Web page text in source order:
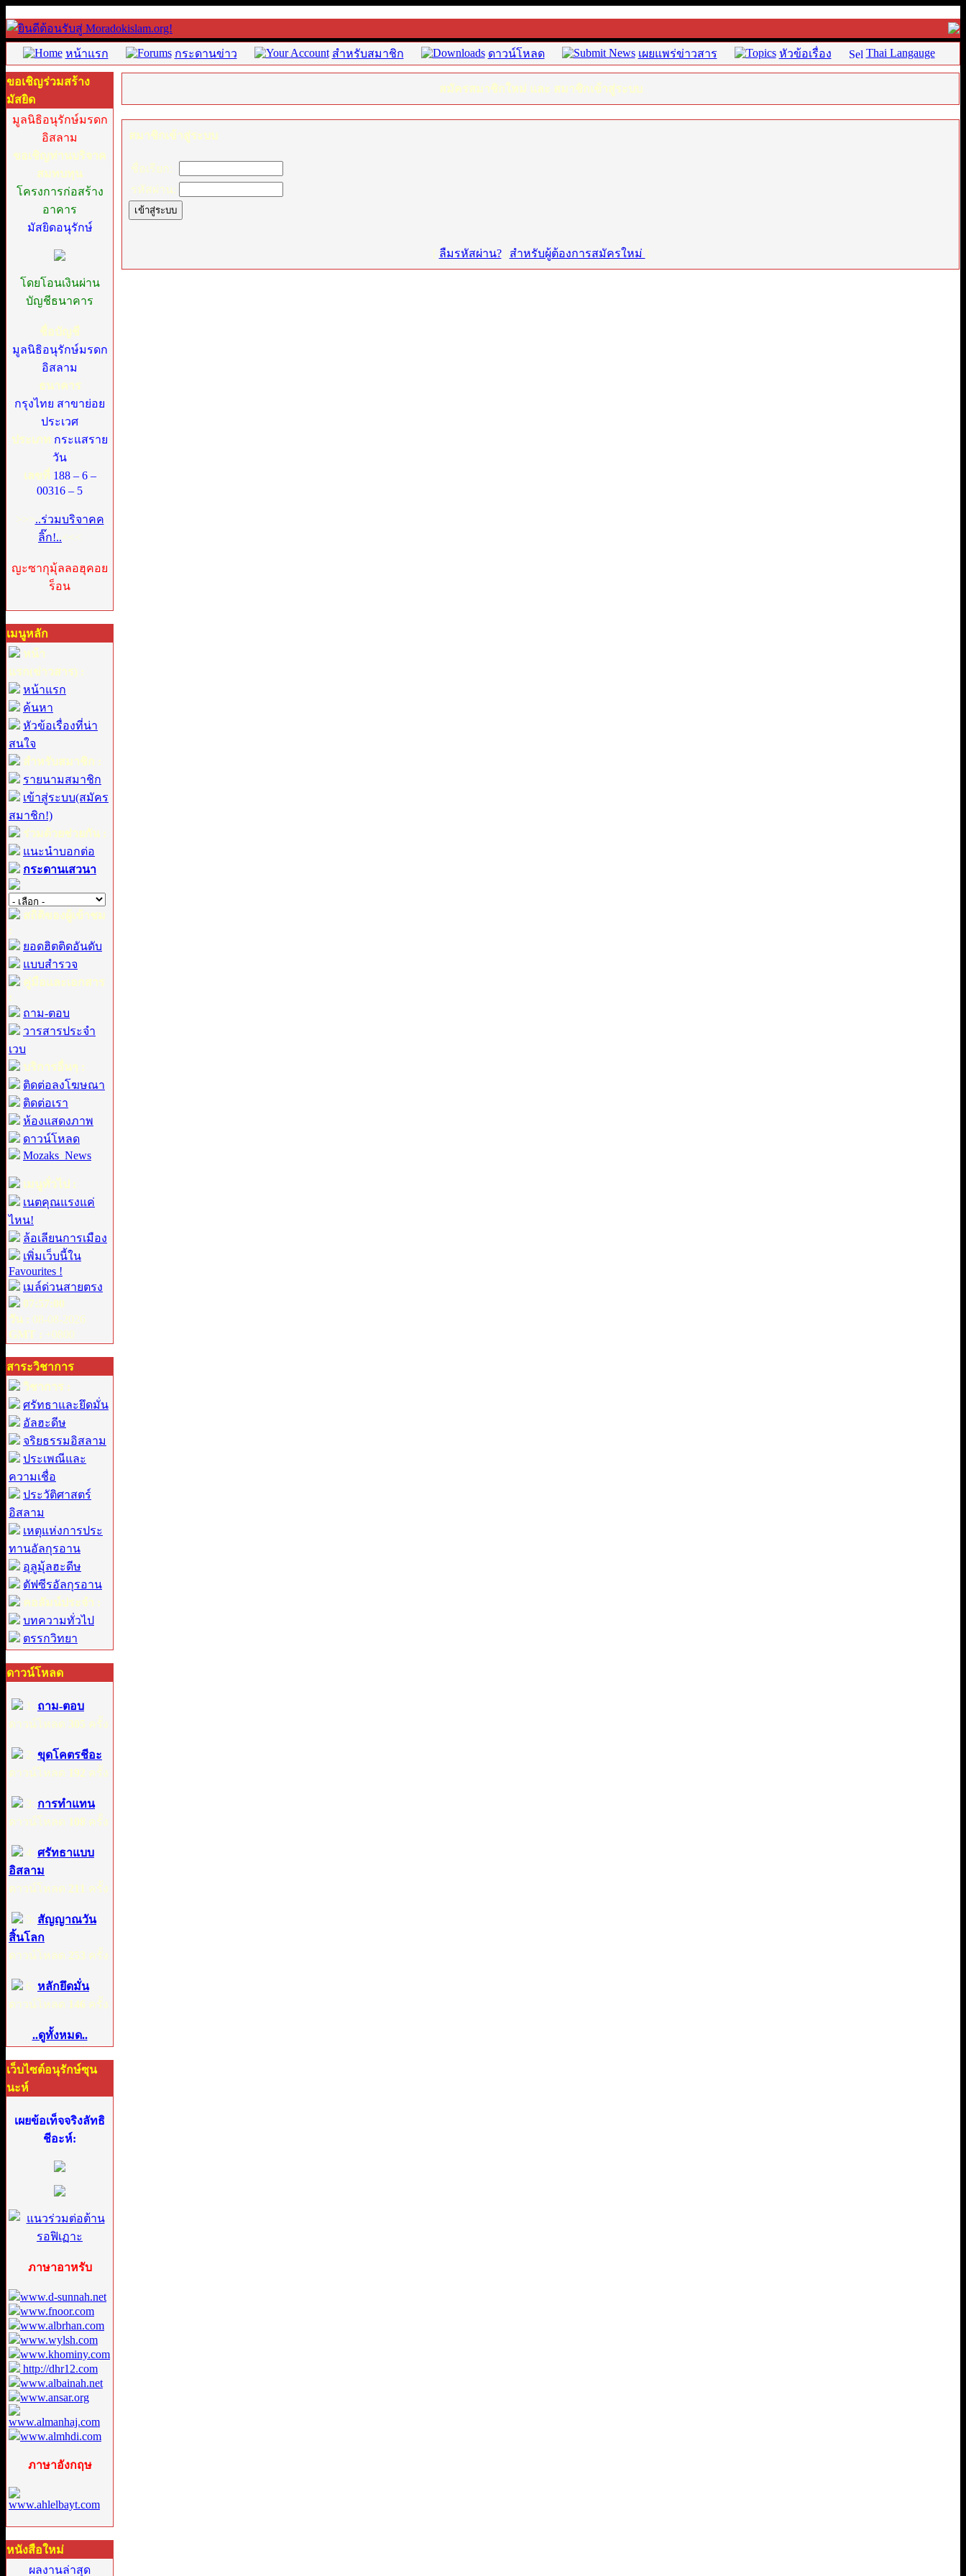
หน้าแรก กระดานข่าว สำหรับสมาชิก ดาวน์โหลด เผยแพร่ข่าวสาร หัวข้อเรื่อง Thai Langauge
ขอเชิญร่วมสร้าง
มัสยิด
มูลนิธิอนุรักษ์มรดก
อิสลาม
ขอเชิญท่านบริจาค
สมทบทุน
โครงการก่อสร้าง
อาคาร
มัสยิดอนุรักษ์
โดยโอนเงินผ่าน
บัญชีธนาคาร
ชื่อบัญชี
มูลนิธิอนุรักษ์มรดก
อิสลาม
ธนาคาร
กรุงไทย สาขาย่อย
ประเวศ
ประเภท กระแสราย
วัน
เลขที่ 188 – 6 –
00316 – 5
>>>..ร่วมบริจาคค
ลิ๊ก!..<<<
ญะซากุมุ้ลลอฮุคอย
ร็อน
เมนูหลัก
หน้า
แรก(ข่าวสาร) :
หน้าแรก
ค้นหา
หัวข้อเรื่องที่น่า
สนใจ
สำหรับสมาชิก :
รายนามสมาชิก
เข้าสู่ระบบ(สมัคร
สมาชิก!)
ร่วมด้วยช่วยกัน :
แนะนำบอกต่อ
กระดานเสวนา
สถิติของผู้เข้าชม
:
ยอดฮิตติดอันดับ
แบบสำรวจ
คู่มือและเอกสาร
:
ถาม-ตอบ
วารสารประจำ
เวบ
บริการอื่นๆ :
ติดต่อลงโฆษณา
ติดต่อเรา
ห้องแสดงภาพ
ดาวน์โหลด
Mozaks_News
เมนูทั่วไป :
เนตคุณแรงแค่
ไหน!
ล้อเลียนการเมือง
เพิ่มเว็บนี้ใน
Favourites !
เมล์ด่วนสายตรง
07:57:00
วัน : 08-08-2026
GMT : +0800
สาระวิชาการ
วิชาการ :
ศรัทธาและยึดมั่น
อัลฮะดีษ
จริยธรรมอิสลาม
ประเพณีและ
ความเชื่อ
ประวัติศาสตร์
อิสลาม
เหตุแห่งการประ
ทานอัลกุรอาน
อุลูมุ้ลฮะดีษ
ตัฟซีรอัลกุรอาน
คอลัมน์ประจำ :
บทความทั่วไป
ตรรกวิทยา
ดาวน์โหลด
1: ถาม-ตอบ
ดาวน์โหลด 305 ครั้ง
2: ขุดโคตรชีอะ
ดาวน์โหลด 192 ครั้ง
3: การทำแทน
ดาวน์โหลด 108 ครั้ง
4: ศรัทธาแบบ
อิสลาม
ดาวน์โหลด 211 ครั้ง
5: สัญญาณวัน
สิ้นโลก
ดาวน์โหลด 253 ครั้ง
6: หลักยึดมั่น
ดาวน์โหลด 146 ครั้ง
..ดูทั้งหมด..
เว็บไซต์อนุรักษ์ซุน
นะห์
เผยข้อเท็จจริงลัทธิ
ชีอะห์:
ภาษาอาหรับ
www.d-sunnah.net
www.fnoor.com
www.albrhan.com
www.wylsh.com
www.khominy.com
http://dhr12.com
www.albainah.net
www.ansar.org
www.almanhaj.com
www.almhdi.com
ภาษาอังกฤษ
www.ahlelbayt.com
หนังสือใหม่
ผลงานล่าสุด
สมัครสมาชิกใหม่ และ สมาชิกเข้าสู่ระบบ
สมาชิกเข้าสู่ระบบ
ชื่อเรียก:
รหัสผ่าน:
[ ลืมรหัสผ่าน?| สำหรับผู้ต้องการสมัครใหม่ ]